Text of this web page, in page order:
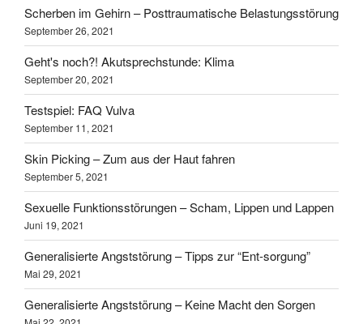
Scherben im Gehirn – Posttraumatische Belastungsstörung
September 26, 2021
Geht's noch?! Akutsprechstunde: Klima
September 20, 2021
Testspiel: FAQ Vulva
September 11, 2021
Skin Picking – Zum aus der Haut fahren
September 5, 2021
Sexuelle Funktionsstörungen – Scham, Lippen und Lappen
Juni 19, 2021
Generalisierte Angststörung – Tipps zur “Ent-sorgung”
Mai 29, 2021
Generalisierte Angststörung – Keine Macht den Sorgen